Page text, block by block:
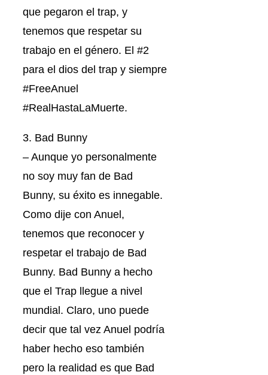
que pegaron el trap, y
tenemos que respetar su
trabajo en el género. El #2
para el dios del trap y siempre
#FreeAnuel
#RealHastaLaMuerte.
3. Bad Bunny
– Aunque yo personalmente
no soy muy fan de Bad
Bunny, su éxito es innegable.
Como dije con Anuel,
tenemos que reconocer y
respetar el trabajo de Bad
Bunny. Bad Bunny a hecho
que el Trap llegue a nivel
mundial. Claro, uno puede
decir que tal vez Anuel podría
haber hecho eso también
pero la realidad es que Bad